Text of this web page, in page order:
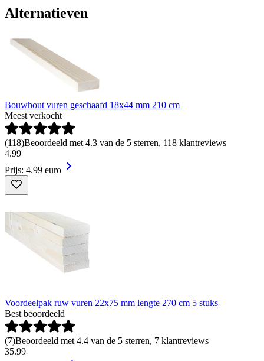
Alternatieven
Bouwhout vuren geschaafd 18x44 mm 210 cm
Meest verkocht
(118)Beoordeeld met 4.3 van de 5 sterren, 118 klantreviews
4.99
Prijs: 4.99 euro
Voordeelpak ruw vuren 22x75 mm lengte 270 cm 5 stuks
Best beoordeeld
(7)Beoordeeld met 4.4 van de 5 sterren, 7 klantreviews
35.99